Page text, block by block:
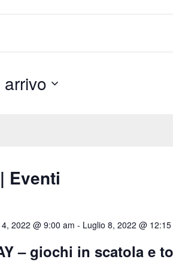
arrivo
Eventi
2022 @ 9:00 am - Luglio 8, 2022 @
– giochi in scatola e